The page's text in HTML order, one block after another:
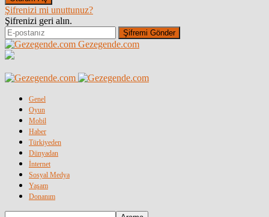
Şifrenizi mi unuttunuz?
Şifrenizi geri alın.
Gezegende.com
Genel
Oyun
Mobil
Haber
Türkiyeden
Dünyadan
İnternet
Sosyal Medya
Yaşam
Donanım